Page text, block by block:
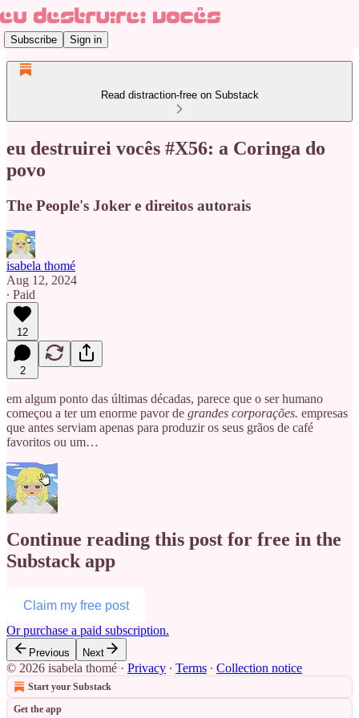
Subscribe Sign in
Read distraction-free on Substack
eu destruirei vocês #X56: a Coringa do
povo
The People's Joker e direitos autorais
isabela thomé
Aug 12, 2024
∙ Paid
12
2
em algum ponto das últimas décadas, parece que o ser humano
começou a ter um enorme pavor de grandes corporações. empresas
que antes serviam apenas para produzir os seus grãos de café
favoritos ou um…
Continue reading this post for free in the
Substack app
Claim my free post
Or purchase a paid subscription.
Previous Next
© 2026 isabela thomé · Privacy ∙ Terms ∙ Collection notice
Start your Substack
Get the app